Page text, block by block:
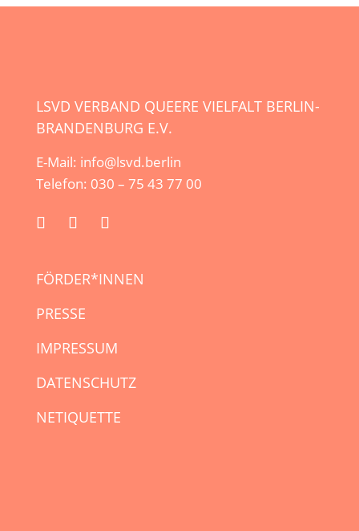
LSVD VERBAND QUEERE VIELFALT BERLIN-
BRANDENBURG E.V.
E-Mail: info@lsvd.berlin
Telefon: 030 – 75 43 77 00
FÖRDER*INNEN
PRESSE
IMPRESSUM
DATENSCHUTZ
NETIQUETTE